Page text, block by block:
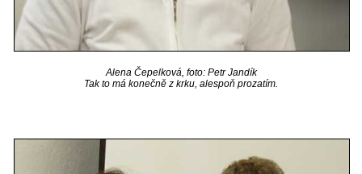
Alena Čepelková, foto: Petr Jandík
Tak to má konečně z krku, alespoň prozatím.